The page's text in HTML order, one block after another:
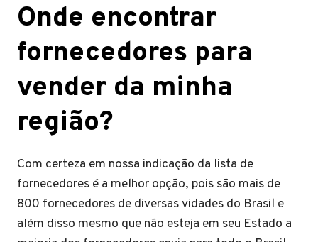
Onde encontrar
fornecedores para
vender da minha
região?
Com certeza em nossa indicação da lista de
fornecedores é a melhor opção, pois são mais de
800 fornecedores de diversas vidades do Brasil e
além disso mesmo que não esteja em seu Estado a